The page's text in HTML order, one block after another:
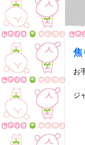
焦
お
ジ